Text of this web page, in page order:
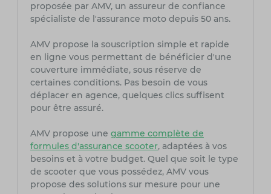
proposée par AMV, un assureur de confiance
spécialiste de l'assurance moto depuis 50 ans.
AMV propose la souscription simple et rapide
en ligne vous permettant de bénéficier d'une
couverture immédiate, sous réserve de
certaines conditions. Pas besoin de vous
déplacer en agence, quelques clics suffisent
pour être assuré.
AMV propose une gamme complète de
formules d'assurance scooter, adaptées à vos
besoins et à votre budget. Quel que soit le type
de scooter que vous possédez, AMV vous
propose des solutions sur mesure pour une